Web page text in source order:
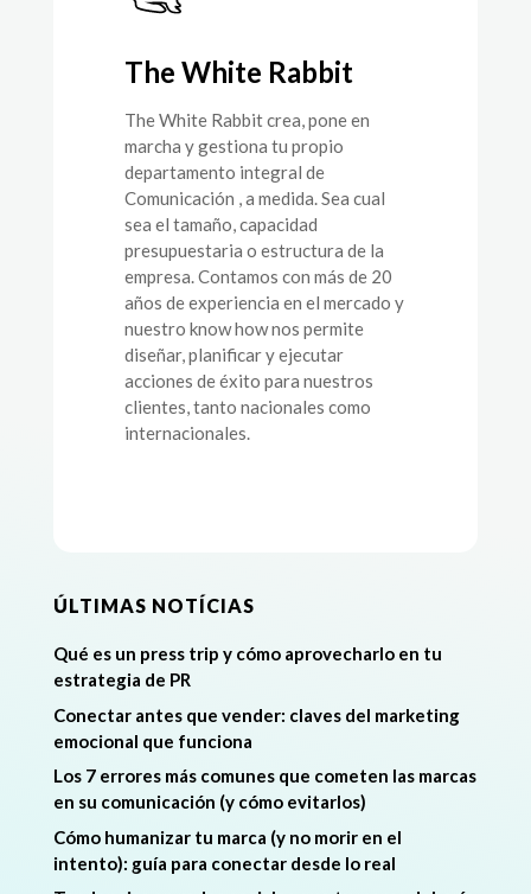
The White Rabbit
The White Rabbit crea, pone en
marcha y gestiona tu propio
departamento integral de
Comunicación , a medida. Sea cual
sea el tamaño, capacidad
presupuestaria o estructura de la
empresa. Contamos con más de 20
años de experiencia en el mercado y
nuestro know how nos permite
diseñar, planificar y ejecutar
acciones de éxito para nuestros
clientes, tanto nacionales como
internacionales.
ÚLTIMAS NOTÍCIAS
Qué es un press trip y cómo aprovecharlo en tu
estrategia de PR
Conectar antes que vender: claves del marketing
emocional que funciona
Los 7 errores más comunes que cometen las marcas
en su comunicación (y cómo evitarlos)
Cómo humanizar tu marca (y no morir en el
intento): guía para conectar desde lo real